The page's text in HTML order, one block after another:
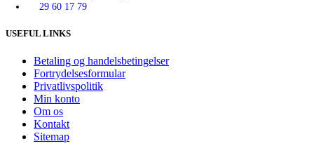
29 60 17 79
USEFUL LINKS
Betaling og handelsbetingelser
Fortrydelsesformular
Privatlivspolitik
Min konto
Om os
Kontakt
Sitemap